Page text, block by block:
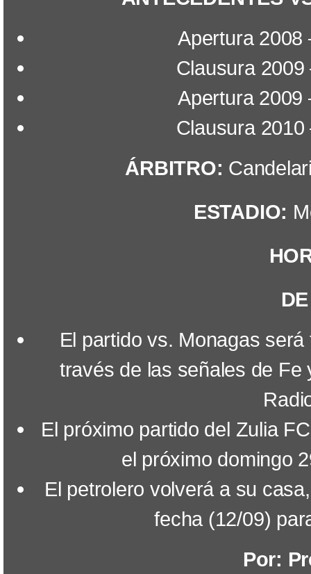
Apertura 2008
Clausura
Apertura 2009
Clausura
ÁRBITRO:
ESTADIO:
El partido vs. Monagas
través de las señales de Fe
El próximo partido del Zulia
el próximo domingo
El petrolero volverá a su
fecha (12/09)
Por: